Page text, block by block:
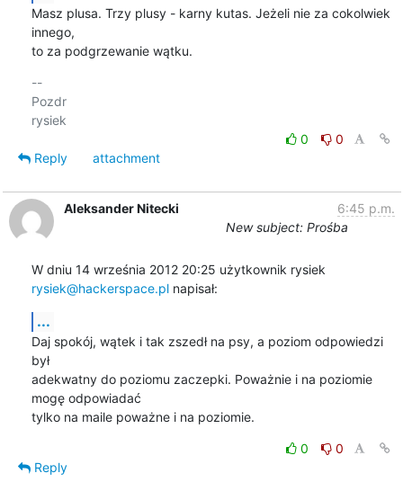
Masz plusa. Trzy plusy - karny kutas. Jeżeli nie za cokolwiek
innego,
to za podgrzewanie wątku.
--
Pozdr
0
0
Reply
attachment
Aleksander Nitecki
6:45 p.m.
New subject: Prośba
rysiek@hackerspace.pl napisał:
...
Daj spokój, wątek i tak zszedł na psy, a poziom odpowiedzi
był
adekwatny do poziomu zaczepki. Poważnie i na poziomie
mogę odpowiadać
tylko na maile poważne i na poziomie.
0
0
Reply